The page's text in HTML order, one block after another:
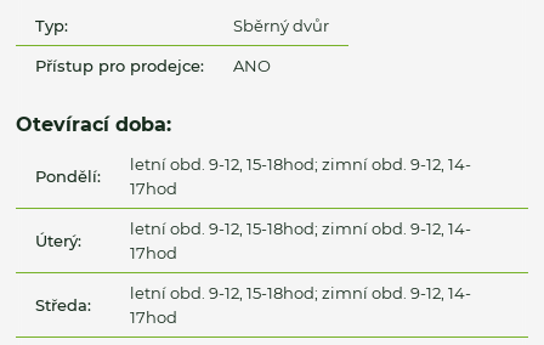
Typ: Sběrný dvůr
Přístup pro prodejce: ANO
Otevírací doba:
Pondělí:
letní obd. 9-12, 15-18hod; zimní obd. 9-12, 14-
17hod
Úterý:
letní obd. 9-12, 15-18hod; zimní obd. 9-12, 14-
17hod
Středa:
letní obd. 9-12, 15-18hod; zimní obd. 9-12, 14-
17hod